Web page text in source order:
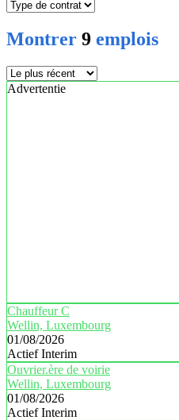
Montrer 9 emplois
Advertentie
Chauffeur C
Wellin, Luxembourg
01/08/2026
Actief Interim
Ouvrier.ère de voirie
Wellin, Luxembourg
01/08/2026
Actief Interim